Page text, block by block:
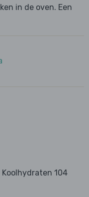
in de oven. Een
Koolhydraten 104